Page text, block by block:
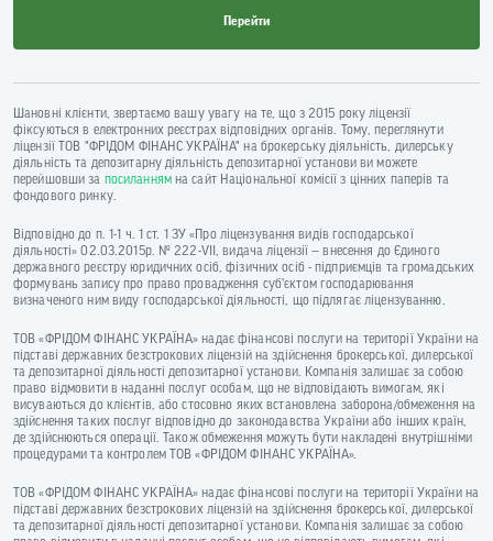
Перейти
Шановні клієнти, звертаємо вашу увагу на те, що з 2015 року ліцензії
фіксуються в електронних реєстрах відповідних органів. Тому, переглянути
ліцензії ТОВ "ФРІДОМ ФІНАНС УКРАЇНА" на брокерську діяльність, дилерську
діяльність та депозитарну діяльність депозитарної установи ви можете
перейшовши за посиланнямна сайт Національної комісії з цінних паперів та
фондового ринку.
Відповідно до п. 1-1 ч. 1 ст. 1 ЗУ «Про ліцензування видів господарської
діяльності» 02.03.2015р. № 222-VII, видача ліцензії — внесення до Єдиного
державного реєстру юридичних осіб, фізичних осіб - підприємців та громадських
формувань запису про право провадження суб’єктом господарювання
визначеного ним виду господарської діяльності, що підлягає ліцензуванню.
ТОВ «ФРІДОМ ФІНАНС УКРАЇНА» надає фінансові послуги на території України на
підставі державних безстрокових ліцензій на здійснення брокерської, дилерської
та депозитарної діяльності депозитарної установи. Компанія залишає за собою
право відмовити в наданні послуг особам, що не відповідають вимогам, які
висуваються до клієнтів, або стосовно яких встановлена заборона/обмеження на
здійснення таких послуг відповідно до законодавства України або інших країн,
де здійснюються операції. Також обмеження можуть бути накладені внутрішніми
процедурами та контролем ТОВ «ФРІДОМ ФІНАНС УКРАЇНА».
ТОВ «ФРІДОМ ФІНАНС УКРАЇНА» надає фінансові послуги на території України на
підставі державних безстрокових ліцензій на здійснення брокерської, дилерської
та депозитарної діяльності депозитарної установи. Компанія залишає за собою